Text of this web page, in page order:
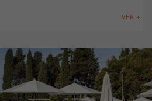
VER +